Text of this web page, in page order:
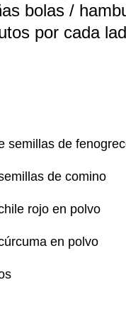
bolas /
por cada
semillas de
de comino
rojo en polvo
en polvo